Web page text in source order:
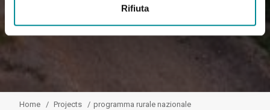
Rifiuta
Home Projects programma rurale nazionale